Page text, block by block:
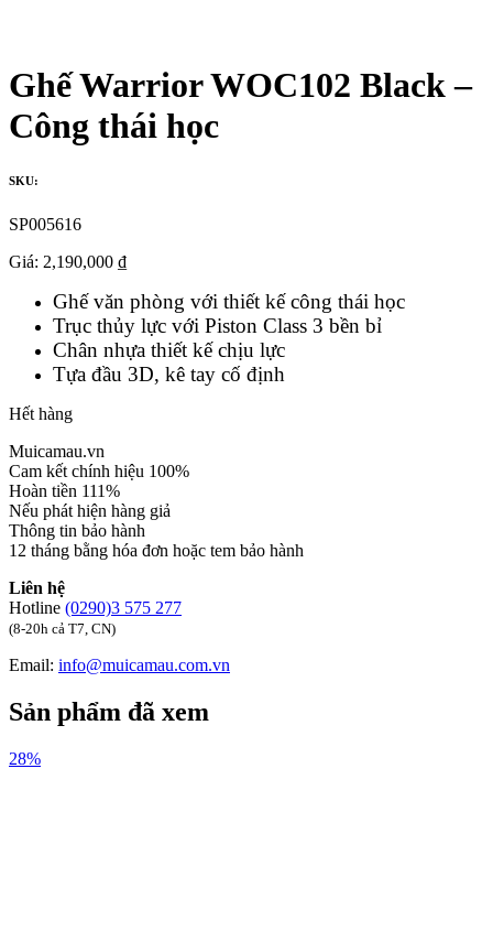
Ghế Warrior WOC102 Black –
Công thái học
SKU:
SP005616
Giá: 2,190,000 ₫
Ghế văn phòng với thiết kế công thái học
Trục thủy lực với Piston Class 3 bền bỉ
Chân nhựa thiết kế chịu lực
Tựa đầu 3D, kê tay cố định
Hết hàng
Muicamau.vn
Cam kết chính hiệu 100%
Hoàn tiền 111%
Nếu phát hiện hàng giả
Thông tin bảo hành
12 tháng bằng hóa đơn hoặc tem bảo hành
Liên hệ
Hotline (0290)3 575 277
(8-20h cả T7, CN)
Email: info@muicamau.com.vn
Sản phẩm đã xem
28%